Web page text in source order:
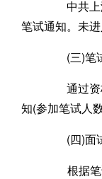
中共上
笔试通知。未
(三)笔
通过资
知(参加笔试人
(四)面
根据笔